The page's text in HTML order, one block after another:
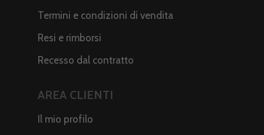
Termini e condizioni di vendita
Resi e rimborsi
Recesso dal contratto
AREA CLIENTI
Il mio profilo